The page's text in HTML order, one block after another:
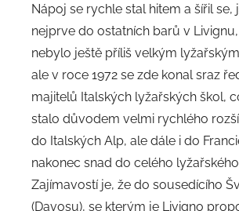
Nápoj se rychle stal hitem a šířil se,
nejprve do ostatních barů v
nebylo ještě příliš velkým
ale v roce 1972 se zde konal sraz
majitelů Italských lyžařských škol,
stalo důvodem velmi rychlého
do Italských Alp, ale dále i do
nakonec snad do celého
Zajímavostí je, že do sousedícího
(Davosu), se kterým je Livigno